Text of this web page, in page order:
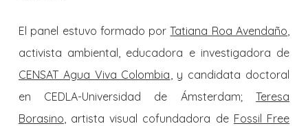
El panel estuvo formado porTatiana Roa Avendaño,
activista ambiental, educadora e investigadora de
CENSAT Agua Viva Colombia, y candidata doctoral
en CEDLA-Universidad de Ámsterdam;Teresa
Borasino, artista visual cofundadora de Fossil Free